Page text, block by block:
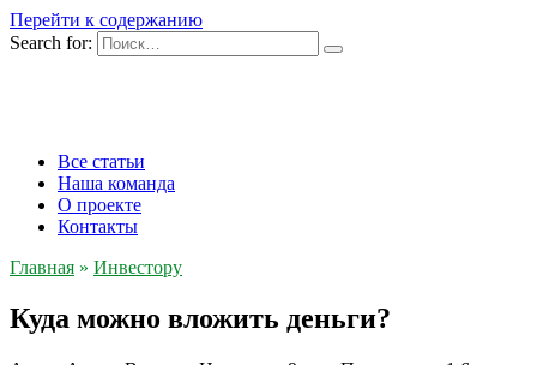
Перейти к содержанию
Search for:
Все статьи
Наша команда
О проекте
Контакты
Главная » Инвестору
Куда можно вложить деньги?